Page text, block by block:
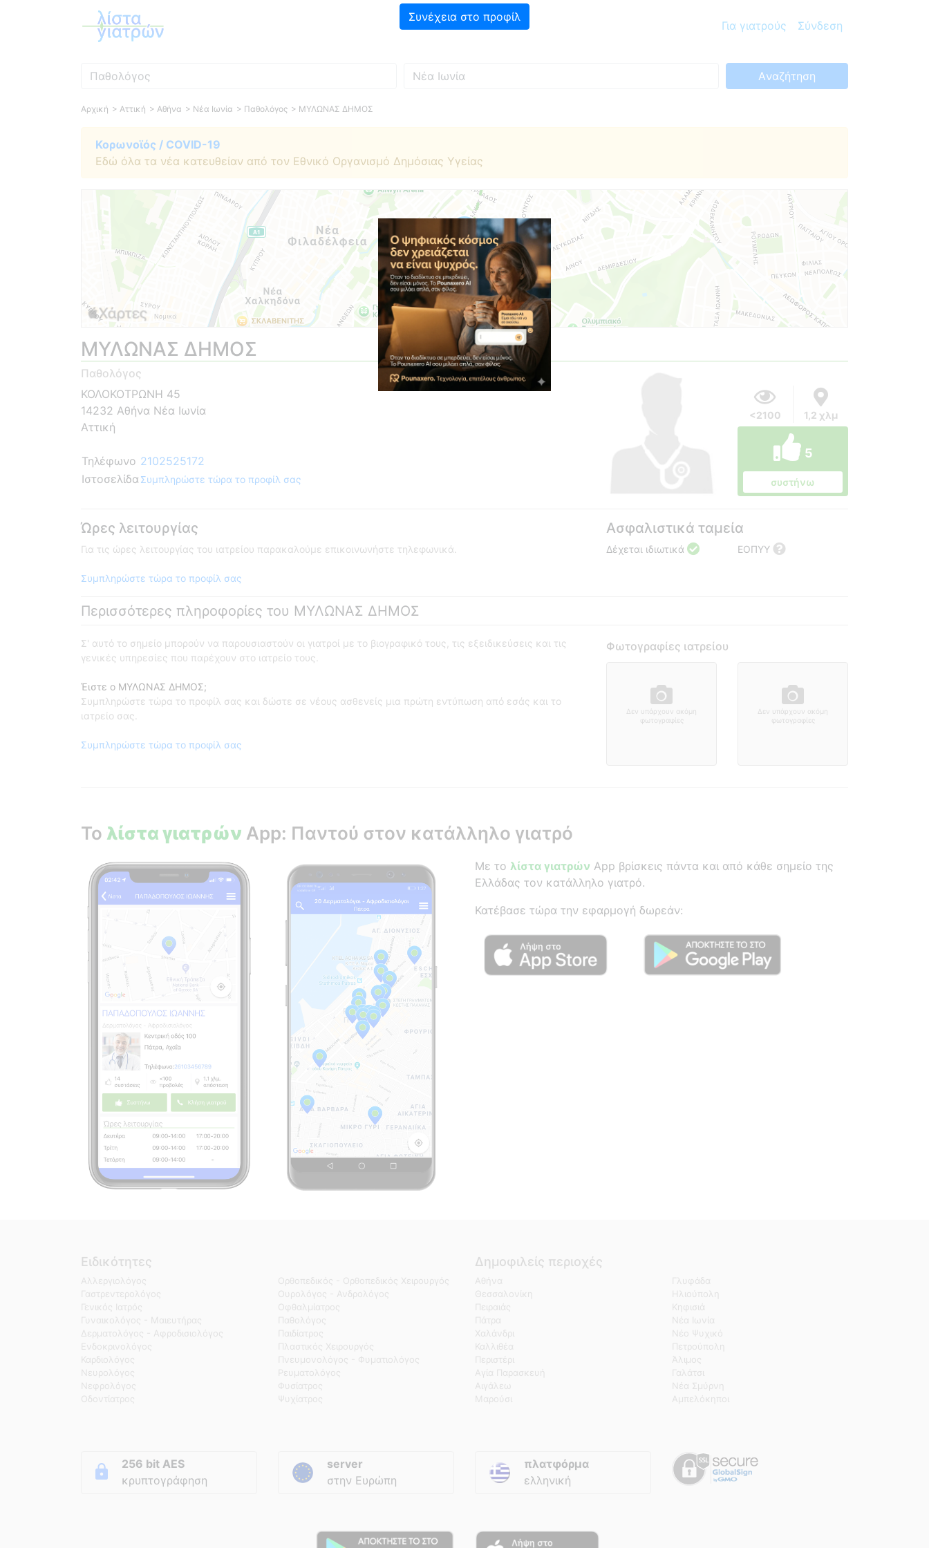
Για γιατρούς Σύνδεση
Συνέχεια στο προφίλ
Ειδικότητα Πού Aναζήτηση
Αρχική > Αττική > Αθήνα > Νέα Ιωνία > Παθολόγος > ΜΥΛΩΝΑΣ ΔΗΜΟΣ
Κορωνοϊός / COVID-19
Εδώ όλα τα νέα κατευθείαν από τον Εθνικό Οργανισμό Δημόσιας Υγείας
ΜΥΛΩΝΑΣ ΔΗΜΟΣ
Παθολόγος
ΚΟΛΟΚΟΤΡΩΝΗ 45
14232 Αθήνα Νέα Ιωνία
Αττική
Τηλέφωνο 2102525172
Ιστοσελίδα Συμπληρώστε τώρα το προφίλ σας
<2100 1,2 χλμ
5
συστήνω
Ώρες λειτουργίας
Για τις ώρες λειτουργίας του ιατρείου παρακαλούμε επικοινωνήστε τηλεφωνικά.
Συμπληρώστε τώρα το προφίλ σας
Ασφαλιστικά ταμεία
Δέχεται ιδιωτικά ΕΟΠΥΥ
Περισσότερες πληροφορίες του ΜΥΛΩΝΑΣ ΔΗΜΟΣ
Σ' αυτό το σημείο μπορούν να παρουσιαστούν οι γιατροί με το βιογραφικό τους, τις εξειδικεύσεις και τις
γενικές υπηρεσίες που παρέχουν στο ιατρείο τους.
Έιστε ο ΜΥΛΩΝΑΣ ΔΗΜΟΣ;
Συμπληρώστε τώρα το προφίλ σας και δώστε σε νέους ασθενείς μια πρώτη εντύπωση από εσάς και το
ιατρείο σας.
Συμπληρώστε τώρα το προφίλ σας
Φωτογραφίες ιατρείου
Δεν υπάρχουν ακόμη
φωτογραφίες
Δεν υπάρχουν ακόμη
φωτογραφίες
Το λίστα γιατρών App: Παντού στον κατάλληλο γιατρό
Με το λίστα γιατρών App βρίσκεις πάντα και από κάθε σημείο της
Ελλάδας τον κατάλληλο γιατρό.
Κατέβασε τώρα την εφαρμογή δωρεάν:
Ειδικότητες
Αλλεργιολόγος
Γαστρεντερολόγος
Γενικός Ιατρός
Γυναικολόγος - Μαιευτήρας
Δερματολόγος - Αφροδισιολόγος
Ενδοκρινολόγος
Καρδιολόγος
Νευρολόγος
Νεφρολόγος
Οδοντίατρος
Ορθοπεδικός - Ορθοπεδικός Χειρουργός
Ουρολόγος - Ανδρολόγος
Οφθαλμίατρος
Παθολόγος
Παιδίατρος
Πλαστικός Χειρουργός
Πνευμονολόγος - Φυματιολόγος
Ρευματολόγος
Φυσίατρος
Ψυχίατρος
Δημοφιλείς περιοχές
Αθήνα
Θεσσαλονίκη
Πειραιάς
Πάτρα
Χαλάνδρι
Καλλιθέα
Περιστέρι
Αγία Παρασκευή
Αιγάλεω
Μαρούσι
Γλυφάδα
Ηλιούπολη
Κηφισιά
Νέα Ιωνία
Νέο Ψυχικό
Πετρούπολη
Άλιμος
Γαλάτσι
Νέα Σμύρνη
Αμπελόκηποι
256 bit AES
κρυπτογράφηση
server
στην Ευρώπη
πλατφόρμα
ελληνική